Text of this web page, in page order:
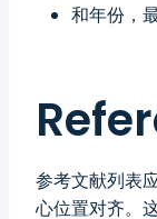
和年份，
参考文献列表
心位置对齐。